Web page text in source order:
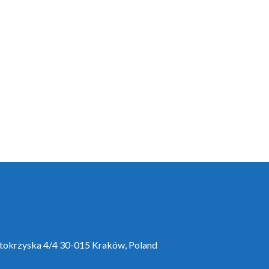
4/4 30-015 Kraków, Poland